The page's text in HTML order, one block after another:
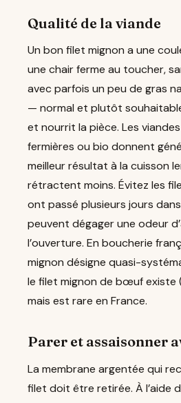
Qualité de la viande
Un bon filet mignon a une
une chair ferme au toucher,
avec parfois un peu de gras
— normal et plutôt
et nourrit la pièce. Les
fermières ou bio donnent
meilleur résultat à la cuisson
rétractent moins. Évitez les
ont passé plusieurs jours
peuvent dégager une odeur
l’ouverture. En boucherie
mignon désigne quasi-
le filet mignon de bœuf existe
mais est rare en France.
Parer et assaisonner
La membrane argentée qui
filet doit être retirée. À l’aide